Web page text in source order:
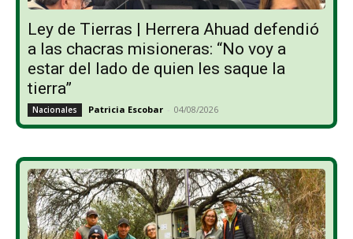
Ley de Tierras | Herrera Ahuad defendió
a las chacras misioneras: “No voy a
estar del lado de quien les saque la
tierra”
Nacionales Patricia Escobar - 04/08/2026